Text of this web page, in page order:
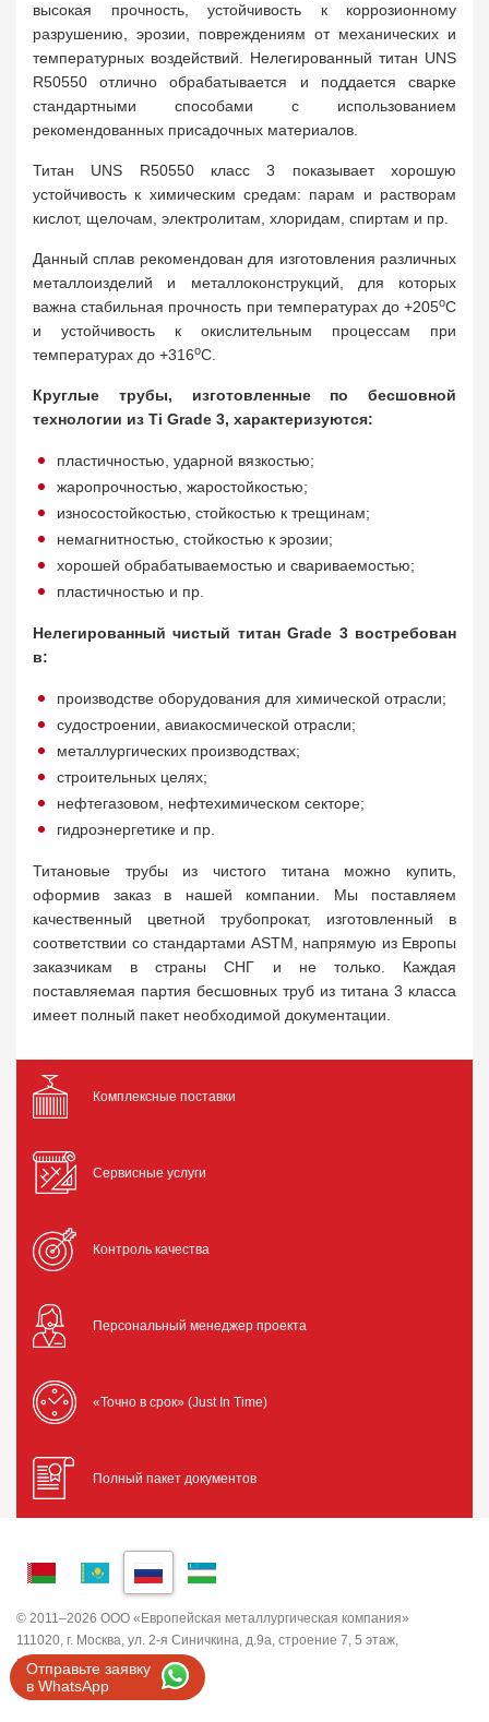
Отправьте заявку
в WhatsApp
высокая прочность, устойчивость к коррозионному
разрушению, эрозии, повреждениям от механических и
температурных воздействий. Нелегированный титан UNS
R50550 отлично обрабатывается и поддается сварке
стандартными способами с использованием
рекомендованных присадочных материалов.
Титан UNS R50550 класс 3 показывает хорошую
устойчивость к химическим средам: парам и растворам
кислот, щелочам, электролитам, хлоридам, спиртам и пр.
Данный сплав рекомендован для изготовления различных
металлоизделий и металлоконструкций, для которых
важна стабильная прочность при температурах до +205оС
и устойчивость к окислительным процессам при
температурах до +316оС.
Круглые трубы, изготовленные по бесшовной
технологии из Ti Grade 3, характеризуются:
пластичностью, ударной вязкостью;
жаропрочностью, жаростойкостью;
износостойкостью, стойкостью к трещинам;
немагнитностью, стойкостью к эрозии;
хорошей обрабатываемостью и свариваемостью;
пластичностью и пр.
Нелегированный чистый титан Grade 3 востребован
в:
производстве оборудования для химической отрасли;
судостроении, авиакосмической отрасли;
металлургических производствах;
строительных целях;
нефтегазовом, нефтехимическом секторе;
гидроэнергетике и пр.
Титановые трубы из чистого титана можно купить,
оформив заказ в нашей компании. Мы поставляем
качественный цветной трубопрокат, изготовленный в
соответствии со стандартами ASTM, напрямую из Европы
заказчикам в страны СНГ и не только. Каждая
поставляемая партия бесшовных труб из титана 3 класса
имеет полный пакет необходимой документации.
Комплексные поставки
Сервисные услуги
Контроль качества
Персональный менеджер проекта
«Точно в срок» (Just In Time)
Полный пакет документов
© 2011–2026 ООО «Европейская металлургическая компания»
111020, г. Москва, ул. 2-я Синичкина, д.9а, строение 7, 5 этаж,
помещение I, комната 5
ИНН 7743820503 ООО "ЕМК"